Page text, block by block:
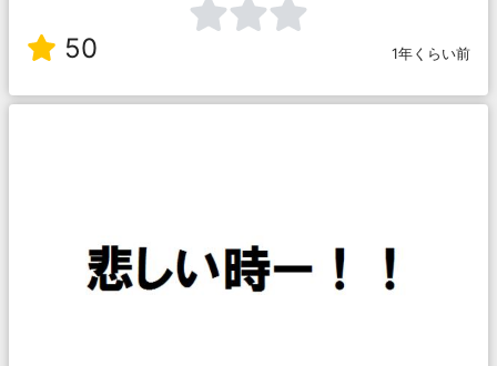
50 1年くらい前